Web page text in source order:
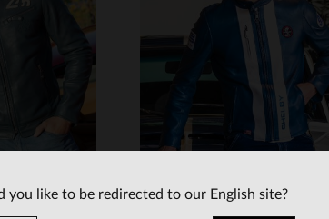
TAILLES DISPONIBLES
you like to be redirected to our English site?